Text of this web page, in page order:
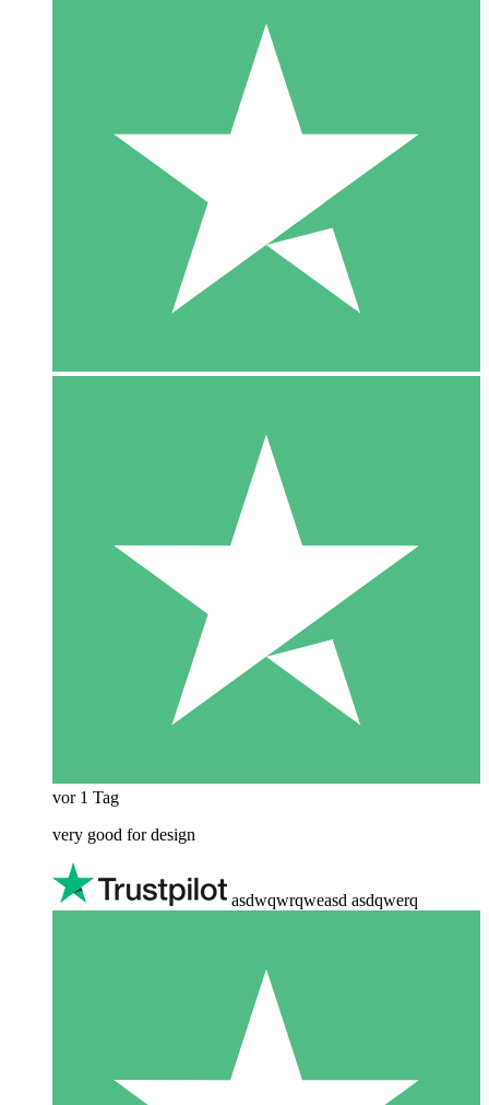
vor 1 Tag
very good for design
asdwqwrqweasd asdqwerq